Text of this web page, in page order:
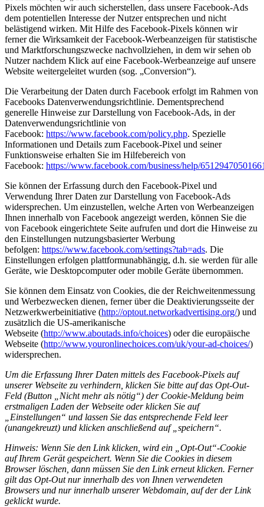
Pixels möchten wir auch sicherstellen, dass unsere Facebook-Ads
dem potentiellen Interesse der Nutzer entsprechen und nicht
belästigend wirken. Mit Hilfe des Facebook-Pixels können wir
ferner die Wirksamkeit der Facebook-Werbeanzeigen für statistische
und Marktforschungszwecke nachvollziehen, in dem wir sehen ob
Nutzer nachdem Klick auf eine Facebook-Werbeanzeige auf unsere
Website weitergeleitet wurden (sog. „Conversion“).
Die Verarbeitung der Daten durch Facebook erfolgt im Rahmen von
Facebooks Datenverwendungsrichtlinie. Dementsprechend
generelle Hinweise zur Darstellung von Facebook-Ads, in der
Datenverwendungsrichtlinie von
Facebook: https://www.facebook.com/policy.php. Spezielle
Informationen und Details zum Facebook-Pixel und seiner
Funktionsweise erhalten Sie im Hilfebereich von
Facebook: https://www.facebook.com/business/help/
Sie können der Erfassung durch den Facebook-Pixel und
Verwendung Ihrer Daten zur Darstellung von Facebook-Ads
widersprechen. Um einzustellen, welche Arten von Werbeanzeigen
Ihnen innerhalb von Facebook angezeigt werden, können Sie die
von Facebook eingerichtete Seite aufrufen und dort die Hinweise zu
den Einstellungen nutzungsbasierter Werbung
befolgen: https://www.facebook.com/settings?tab=ads. Die
Einstellungen erfolgen plattformunabhängig, d.h. sie werden für alle
Geräte, wie Desktopcomputer oder mobile Geräte übernommen.
Sie können dem Einsatz von Cookies, die der Reichweitenmessung
und Werbezwecken dienen, ferner über die Deaktivierungsseite der
Netzwerkwerbeinitiative (http://optout.networkadvertising.org/) und
zusätzlich die US-amerikanische
Webseite (http://www.aboutads.info/choices) oder die europäische
Webseite (http://www.youronlinechoices.com/uk/your-ad-choices/)
widersprechen.
Um die Erfassung Ihrer Daten mittels des Facebook-Pixels auf
unserer Webseite zu verhindern, klicken Sie bitte auf das Opt-Out-
Feld (Button „Nicht mehr als nötig“) der Cookie-Meldung beim
erstmaligen Laden der Webseite oder klicken Sie auf
„Einstellungen“ und lassen Sie das entsprechende Feld leer
(unangekreuzt) und klicken anschließend auf „speichern“.
Hinweis: Wenn Sie den Link klicken, wird ein „Opt-Out“-Cookie
auf Ihrem Gerät gespeichert. Wenn Sie die Cookies in diesem
Browser löschen, dann müssen Sie den Link erneut klicken. Ferner
gilt das Opt-Out nur innerhalb des von Ihnen verwendeten
Browsers und nur innerhalb unserer Webdomain, auf der der Link
geklickt wurde.